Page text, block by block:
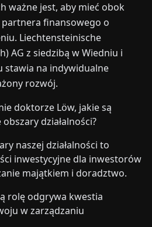
ważne jest, aby mieć obok
finansowego o
Liechtensteinische
AG z siedzibą w Wiedniu i
stawia na indywidualne
rozwój.
doktorze Löw, jakie są
działalności?
naszej działalności to
inwestycyjne dla inwestorów
majątkiem i doradztwo.
rolę odgrywa kwestia
w zarządzaniu